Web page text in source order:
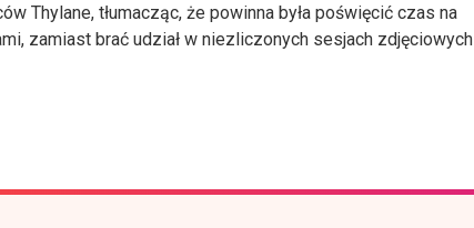
Thylane, tłumacząc, że powinna była poświęcić czas na
zamiast brać udział w niezliczonych sesjach zdjęciowych